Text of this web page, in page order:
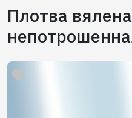
Плотва